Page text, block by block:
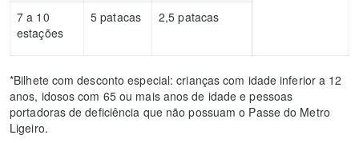
7 a 10
estações
5 patacas 2,5 patacas
*Bilhete com desconto especial: crianças com idade inferior a 12
anos, idosos com 65 ou mais anos de idade e pessoas
portadoras de deficiência que não possuam o Passe do Metro
Ligeiro.